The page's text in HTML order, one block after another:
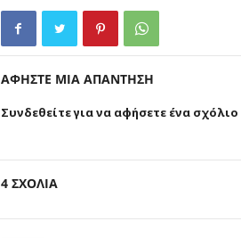
4 ΣΧΟΛΙΑ
ΑΦΗΣΤΕ ΜΙΑ ΑΠΑΝΤΗΣΗ
Συνδεθείτε για να αφήσετε ένα σχόλιο